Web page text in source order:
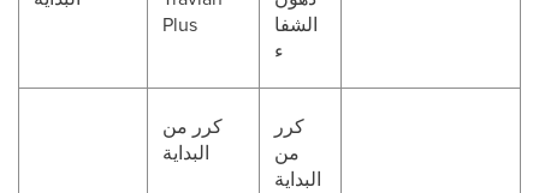
Plus
الشفا
ء
كرر من
البداية
كرر
من
البداية